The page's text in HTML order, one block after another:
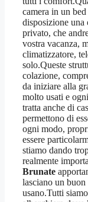
camera in un
disposizione una
privato, che
vostra vacanza,
climatizzatore,
solo.Queste
colazione,
da iniziare alla
molto usati e
tratta anche di
permettono di
ogni modo,
essere
stiamo dando
realmente
Brunate
lasciano un
usano.Tutti